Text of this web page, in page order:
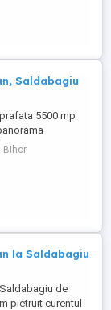
...
Saldabagiu
5500 mp
de aprox. 5
. Trei posibilitati
Hanul
Spitalul Sanatoriu
curent, apa ,
Bihor
la Saldabagiu
de
pietruit curentul